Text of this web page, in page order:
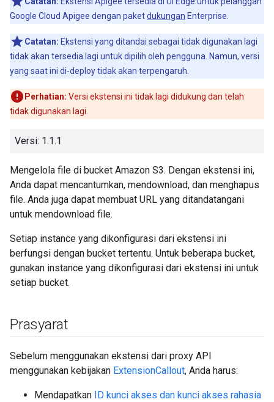
Google Cloud Apigee dengan paketdukungan Enterprise.
Catatan: Ekstensi yang ditandai sebagai tidak digunakan lagi
tidak akan tersedia lagi untuk dipilih oleh pengguna. Namun, versi
yang saat ini di-deploy tidak akan terpengaruh.
Perhatian: Versi ekstensi ini tidak lagi didukung dan telah
tidak digunakan lagi.
Versi: 1.1.1
Mengelola file di bucket Amazon S3. Dengan ekstensi ini,
Anda dapat mencantumkan, mendownload, dan menghapus
file. Anda juga dapat membuat URL yang ditandatangani
untuk mendownload file.
Setiap instance yang dikonfigurasi dari ekstensi ini
berfungsi dengan bucket tertentu. Untuk beberapa bucket,
gunakan instance yang dikonfigurasi dari ekstensi ini untuk
setiap bucket.
Prasyarat
Sebelum menggunakan ekstensi dari proxy API
menggunakan kebijakan ExtensionCallout, Anda harus:
Mendapatkan ID kunci akses dan kunci akses rahasia